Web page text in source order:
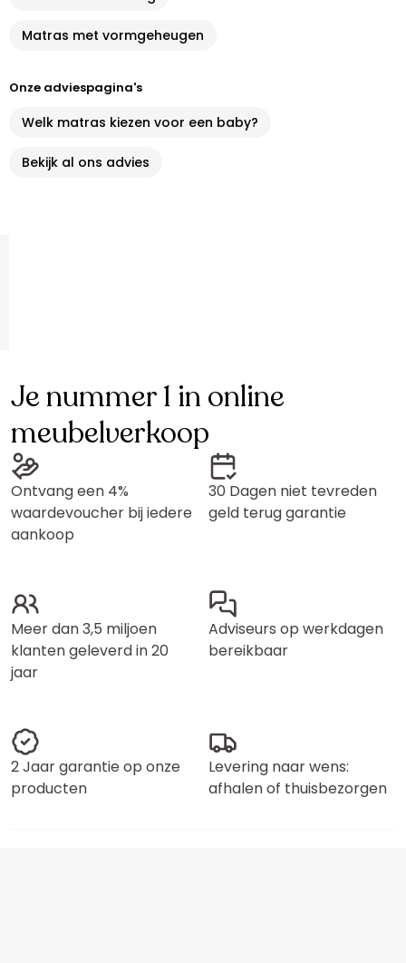
Matras met vormgeheugen
Onze adviespagina's
Welk matras kiezen voor een baby?
Bekijk al ons advies
Je nummer 1 in online
meubelverkoop
Ontvang een 4%
waardevoucher bij iedere
aankoop
30 Dagen niet tevreden
geld terug garantie
Meer dan 3,5 miljoen
klanten geleverd in 20
jaar
Adviseurs op werkdagen
bereikbaar
2 Jaar garantie op onze
producten
Levering naar wens:
afhalen of thuisbezorgen